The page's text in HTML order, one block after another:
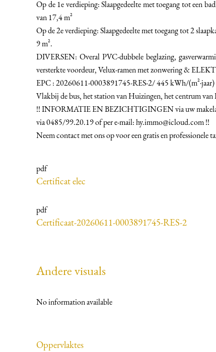
Op de 1e verdieping: Slaapgedeelte met toegang tot een
van 17,4 m²
Op de 2e verdieping: Slaapgedeelte met toegang tot 2
9 m².
DIVERSEN: Overal PVC-dubbele beglazing,
versterkte voordeur, Velux-ramen met zonwering &
EPC : 20260611-0003891745-RES-2/ 445 kWh/
Vlakbij de bus, het station van Huizingen, het centrum van
!! INFORMATIE EN BEZICHTIGINGEN via uw
via 0485/99.20.19 of per e-mail: hy.immo@icloud.com !!
Neem contact met ons op voor een gratis en professionele
pdf
Certificat elec
pdf
Certificaat-20260611-0003891745-RES-2
Andere visuals
No information available
Oppervlaktes